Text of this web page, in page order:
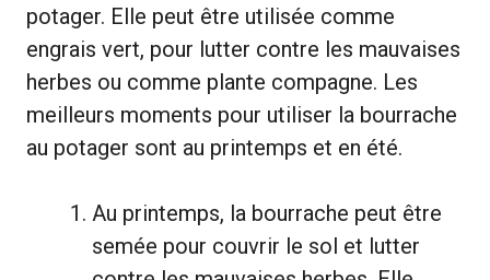
potager. Elle peut être utilisée comme
engrais vert, pour lutter contre les mauvaises
herbes ou comme plante compagne. Les
meilleurs moments pour utiliser la bourrache
au potager sont au printemps et en été.
Au printemps, la bourrache peut être
semée pour couvrir le sol et lutter